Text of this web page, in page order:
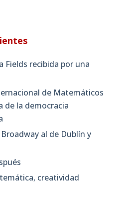
Fields recibida por una
de Matemáticos
de la democracia
al de Dublín y
creatividad